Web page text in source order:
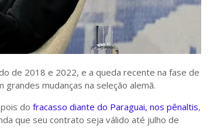
de 2018 e 2022, e a queda recente na fase de
mudanças na seleção alemã.
do fracasso diante do Paraguai, nos pênaltis,
que seu contrato seja válido até julho de